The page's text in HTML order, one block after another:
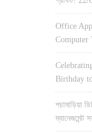
Office
Computer
Birthday
পচামাড়িয়া
ম্যানেজমেন্ট